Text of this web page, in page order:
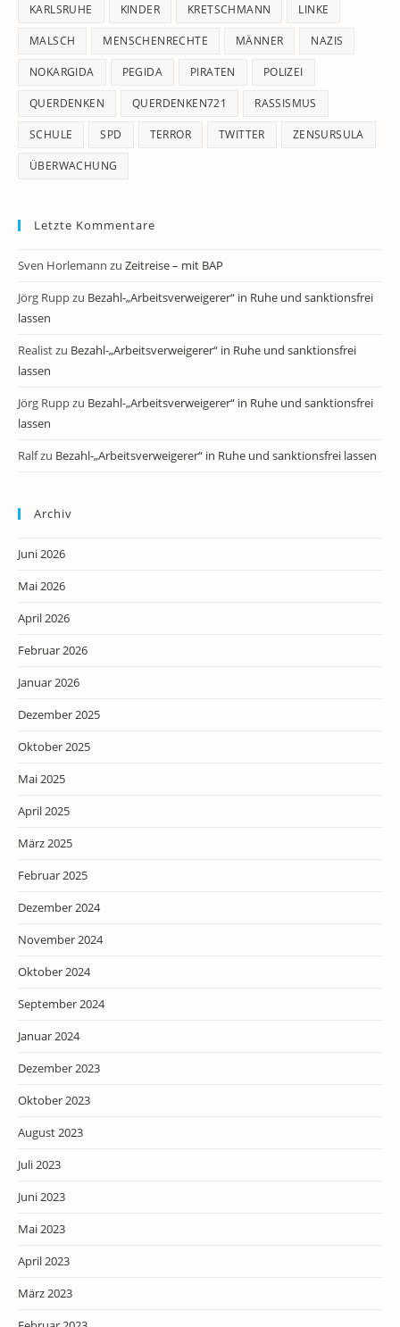
KARLSRUHE KINDER KRETSCHMANN LINKE
MALSCH MENSCHENRECHTE MÄNNER NAZIS
NOKARGIDA PEGIDA PIRATEN POLIZEI
QUERDENKEN QUERDENKEN721 RASSISMUS
SCHULE SPD TERROR TWITTER ZENSURSULA
ÜBERWACHUNG
Letzte Kommentare
Sven Horlemann zu Zeitreise – mit BAP
Jörg Ruppzu Bezahl-„Arbeitsverweigerer“ in Ruhe und sanktionsfrei
lassen
Realistzu Bezahl-„Arbeitsverweigerer“ in Ruhe und sanktionsfrei
lassen
Jörg Ruppzu Bezahl-„Arbeitsverweigerer“ in Ruhe und sanktionsfrei
lassen
Ralfzu Bezahl-„Arbeitsverweigerer“ in Ruhe und sanktionsfrei lassen
Archiv
Juni 2026
Mai 2026
April 2026
Februar 2026
Januar 2026
Dezember 2025
Oktober 2025
Mai 2025
April 2025
März 2025
Februar 2025
Dezember 2024
November 2024
Oktober 2024
September 2024
Januar 2024
Dezember 2023
Oktober 2023
August 2023
Juli 2023
Juni 2023
Mai 2023
April 2023
März 2023